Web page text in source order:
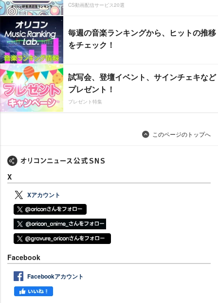
CS動画配信サービス20選
毎週の音楽ランキングから、ヒットの推移
をチェック！
試写会、登壇イベント、サインチェキなど
プレゼント！
プレゼント特集
このページのトップへ
X
Xアカウント
Facebook
Facebookアカウント